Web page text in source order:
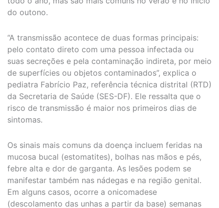
do outono.
“A transmissão acontece de duas formas principais:
pelo contato direto com uma pessoa infectada ou
suas secreções e pela contaminação indireta, por meio
de superfícies ou objetos contaminados”, explica o
pediatra Fabrício Paz, referência técnica distrital (RTD)
da Secretaria de Saúde (SES-DF). Ele ressalta que o
risco de transmissão é maior nos primeiros dias de
sintomas.
Os sinais mais comuns da doença incluem feridas na
mucosa bucal (estomatites), bolhas nas mãos e pés,
febre alta e dor de garganta. As lesões podem se
manifestar também nas nádegas e na região genital.
Em alguns casos, ocorre a onicomadese
(descolamento das unhas a partir da base) semanas